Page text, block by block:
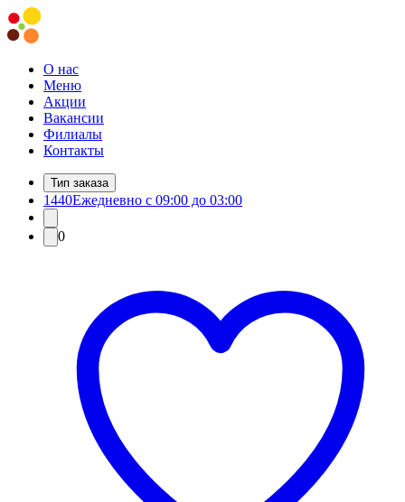
О нас
Меню
Акции
Вакансии
Филиалы
Контакты
Тип заказа
1440Ежедневно с 09:00 до 03:00
0